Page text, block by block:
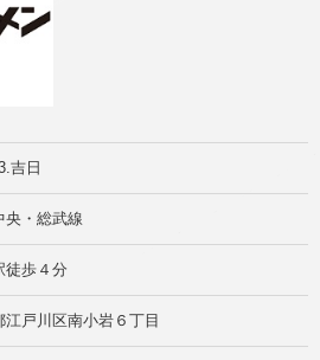
吉日
央・総武線
徒歩４分
江戸川区南小岩６丁目